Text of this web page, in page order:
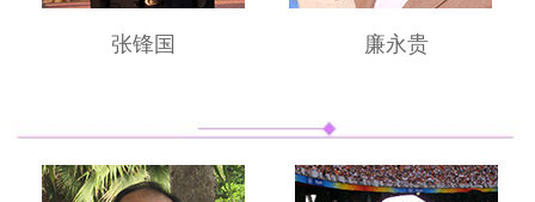
张锋国 廉永贵